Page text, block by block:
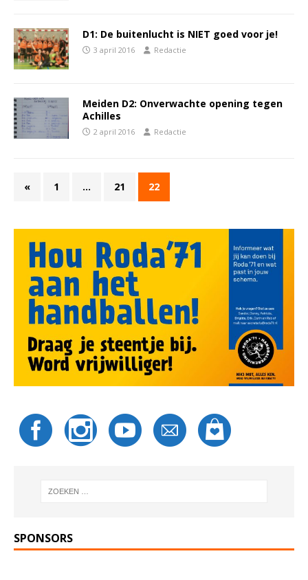
D1: De buitenlucht is NIET goed voor je!
3 april 2016 Redactie
Meiden D2: Onverwachte opening tegen
Achilles
2 april 2016 Redactie
« 1 … 21 22
SPONSORS